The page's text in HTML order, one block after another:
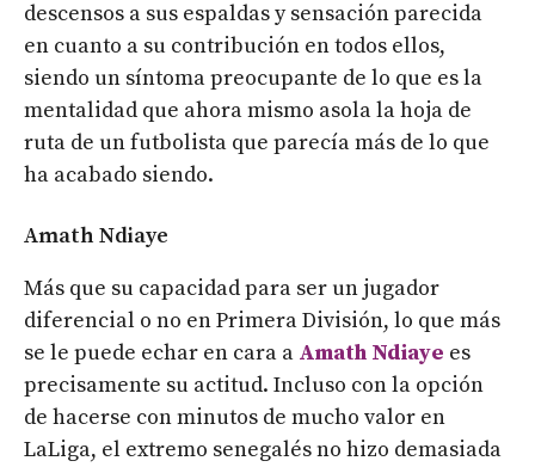
descensos a sus espaldas y sensación parecida
en cuanto a su contribución en todos ellos,
siendo un síntoma preocupante de lo que es la
mentalidad que ahora mismo asola la hoja de
ruta de un futbolista que parecía más de lo que
ha acabado siendo.
Amath Ndiaye
Más que su capacidad para ser un jugador
diferencial o no en Primera División, lo que más
se le puede echar en cara a Amath Ndiaye es
precisamente su actitud. Incluso con la opción
de hacerse con minutos de mucho valor en
LaLiga, el extremo senegalés no hizo demasiada